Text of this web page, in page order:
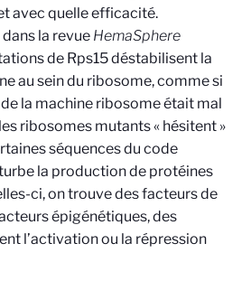
avec quelle efficacité.
la revue HemaSphere
de Rps15 déstabilisent la
au sein du ribosome, comme si
la machine ribosome était mal
ribosomes mutants « hésitent »
séquences du code
la production de protéines
ci, on trouve des facteurs de
épigénétiques, des
l’activation ou la répression